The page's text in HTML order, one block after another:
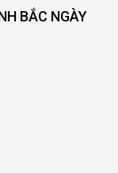
BẮC NGÀY